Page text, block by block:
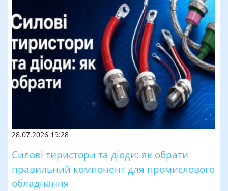
28.07.2026 19:28
Силові тиристори та діоди: як обрати
правильний компонент для промислового
обладнання